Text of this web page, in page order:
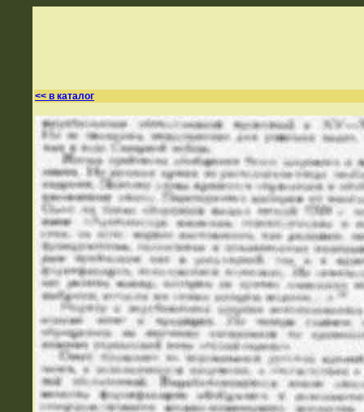
<< в каталог